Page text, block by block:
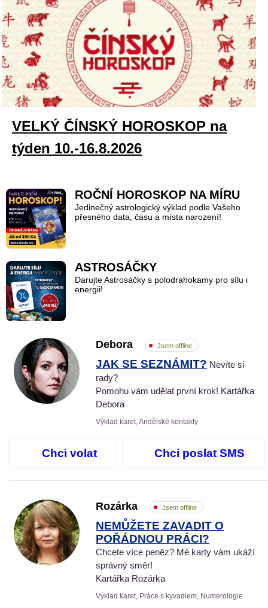
VELKÝ ČÍNSKÝ HOROSKOP na
týden 10.-16.8.2026
ROČNÍ HOROSKOP NA MÍRU
Jedinečný astrologický výklad podle Vašeho
přesného data, času a místa narození!
ASTROSÁČKY
Darujte Astrosáčky s polodrahokamy pro sílu i
energii!
Debora Jsem offline
JAK SE SEZNÁMIT? Nevíte si
rady?
Pomohu vám udělat první krok! Kartářka
Debora
Výklad karet, Andělské kontakty
Chci volat Chci poslat SMS
Rozárka Jsem offline
NEMŮŽETE ZAVADIT O
POŘÁDNOU PRÁCI?
Chcete více peněz? Mé karty vám ukáží
správný směr!
Kartářka Rozárka
Výklad karet, Práce s kyvadlem, Numerologie